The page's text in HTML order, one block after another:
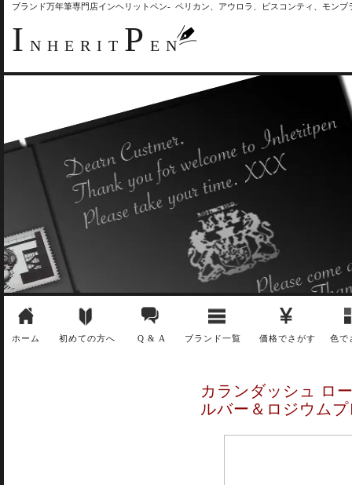
ブランド万年筆専門店インヘリットペン- ペリカン、アウロラ、ビスコンティ、モン
I NHERIT P EN
ホーム 初めての方へ Q & A ブランド一覧 価格でさがす 色で
カランダッシュ ロ
ルバー＆ロジウム